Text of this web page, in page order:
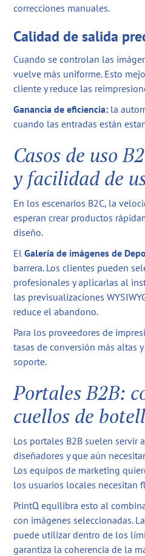
correcciones manuales.
Calidad de salida
Cuando se controlan las
vuelve más uniforme. Esto
cliente y reduce las
Ganancia de eficiencia: la
cuando las entradas están
Casos de uso
y facilidad de
En los escenarios B2C, la
esperan crear productos
diseño.
ElGalería de imágenes de
barrera. Los clientes pueden
profesionales y aplicarlas al
las previsualizaciones
reduce el abandono.
Para los proveedores de
tasas de conversión más altas
soporte.
Portales B2B:
cuellos de
Los portales B2B suelen servir
diseñadores y que aún
Los equipos de marketing
los usuarios locales necesitan
PrintQ equilibra esto al
con imágenes seleccionadas.
puede utilizar dentro de los
garantiza la coherencia de la